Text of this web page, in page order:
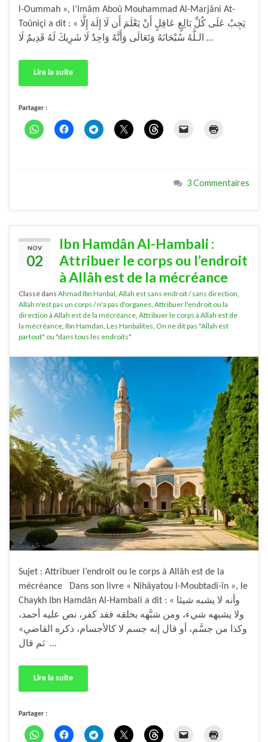
l-Oummah », l’Imâm Aboû Mouhammad Al-Marjâni At-
Toûniçi a dit : « يَجِبُ عَلَى كُلِّ بَالِغٍ عَاقِلٍ أَنْ يَعْلَمَ أَن لَا إِلَهَ إِلَّا
الـلَّهُ سُبْحَانَهُ وَتَعَالَى وَأَنَّهُ وَاحِدٌ لَا شَرِيكَ لَهُ قَدِيمٌ لَا …
Lire la suite
Partager :
3 Commentaires
NOV
02
Ibn Hamdân Al-Hambali :
Attribuer le corps ou l’endroit
à Allâh est de la mécréance
Classé dans Ahmad Ibn Hanbal, Allah est sans endroit / sans direction,
Allah n'est pas un corps / n'a pas d'organes, Attribuer l'endroit ou la
direction à Allah est de la mécréance, Attribuer le corps à Allah est de
la mécréance, Ibn Hamdan, Les Hanbalites, On ne dit pas "Allah est
partout" ou "dans tous les endroits"
Sujet : Attribuer l’endroit ou le corps à Allâh est de la
mécréance Dans son livre « Nihâyatou l-Moubtadi-în », le
Chaykh Ibn Hamdân Al-Hambali a dit : « وأنه لا يشبه شيئا
ولا يشبهه شيء، ومن شبَّهه بخلقه فقد كفر، نص عليه أحمد،
وكذا من جسَّم، أو قال إنه جسم لا كالأجسام، ذكره القاضي»
ثم قال …
Lire la suite
Partager :